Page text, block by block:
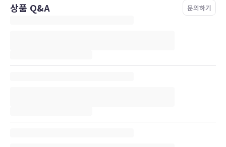
상품 Q&A 문의하기